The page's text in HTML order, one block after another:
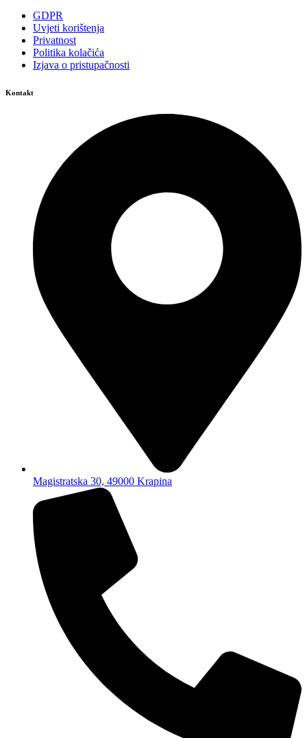
GDPR
Uvjeti korištenja
Privatnost
Politika kolačića
Izjava o pristupačnosti
Kontakt
Magistratska 30, 49000 Krapina